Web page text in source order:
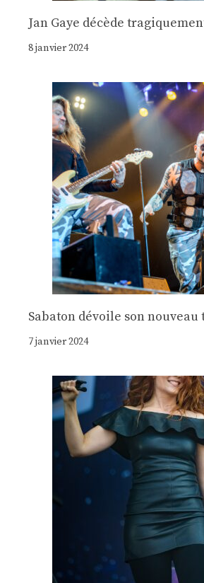
Jan Gaye décède
8 janvier 2024
Sabaton dévoile son
7 janvier 2024